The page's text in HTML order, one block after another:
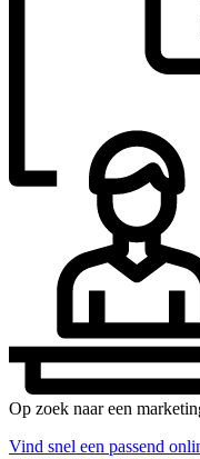
Op zoek naar een
Vind snel een passend